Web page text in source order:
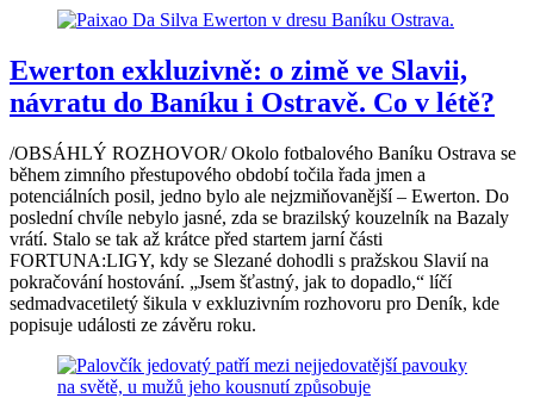
Ewerton exkluzivně: o zimě ve Slavii,
návratu do Baníku i Ostravě. Co v létě?
/OBSÁHLÝ ROZHOVOR/ Okolo fotbalového Baníku Ostrava se
během zimního přestupového období točila řada jmen a
potenciálních posil, jedno bylo ale nejzmiňovanější – Ewerton. Do
poslední chvíle nebylo jasné, zda se brazilský kouzelník na Bazaly
vrátí. Stalo se tak až krátce před startem jarní části
FORTUNA:LIGY, kdy se Slezané dohodli s pražskou Slavií na
pokračování hostování. „Jsem šťastný, jak to dopadlo,“ líčí
sedmadvacetiletý šikula v exkluzivním rozhovoru pro Deník, kde
popisuje události ze závěru roku.